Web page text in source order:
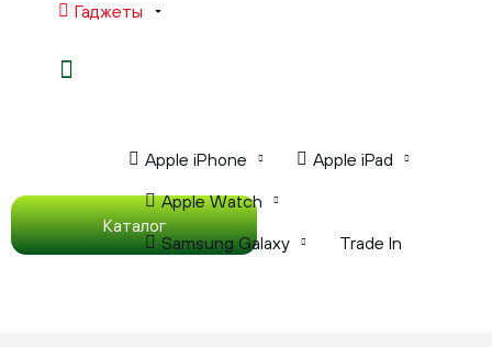
Гаджеты
Каталог
Apple iPhone Apple iPad
Apple Watch
Samsung Galaxy Trade In